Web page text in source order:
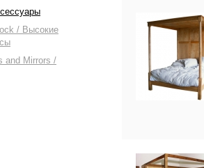
/ Высокие
and Mirrors /